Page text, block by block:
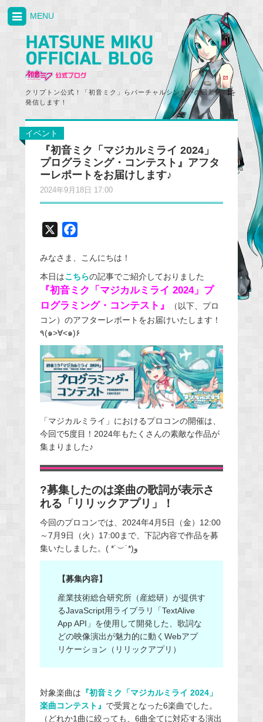
クリプトン公式！「初音ミク」らバーチャルシンガーの最新情報を
発信します！
MENU
イベント
『初音ミク「マジカルミライ 2024」
プログラミング・コンテスト』アフタ
ーレポートをお届けします♪
2024年9月18日 17:00
c
e
b
o
o
k
みなさま、こんにちは！
本日はこちらの記事でご紹介しておりました
『初音ミク「マジカルミライ 2024」プ
ログラミング・コンテスト』
（以下、プロ
コン）のアフターレポートをお届けいたします！
٩(๑>∀<๑)۶
「マジカルミライ」におけるプロコンの開催は、
今回で5度目！2024年もたくさんの素敵な作品が
集まりました♪
?募集したのは楽曲の歌詞が表示さ
れる「リリックアプリ」！
今回のプロコンでは、2024年4月5日（金）12:00
～7月9日（火）17:00まで、下記内容で作品を募
集いたしました。( *˙︶˙*)و
【募集内容】
産業技術総合研究所（産総研）が提供す
るJavaScript用ライブラリ「TextAlive
App API」を使用して開発した、歌詞な
どの映像演出が魅力的に動くWebアプ
リケーション（リリックアプリ）
対象楽曲は 『初音ミク「マジカルミライ 2024」
楽曲コンテスト』 で受賞となった6楽曲でした。
（どれか1曲に絞っても、6曲全てに対応する演出